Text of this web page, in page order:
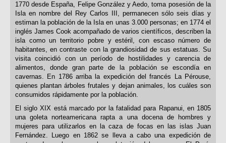
1770 desde España, Felipe González y Aedo, toma posesión de la
Isla en nombre del Rey Carlos III, permanecen sólo seis días y
estiman la población de la Isla en unas 3.000 personas; en 1774 el
inglés James Cook acompañado de varios científicos, describen la
isla como un territorio pobre y estéril, con escaso número de
habitantes, en contraste con la grandiosidad de sus estatuas. Su
visita coincidió con un período de hostilidades y carencia de
alimentos, donde gran parte de la población se escondía en
cavernas. En 1786 arriba la expedición del francés La Pérouse,
quienes plantan árboles frutales y dejan animales, los cuáles son
consumidos rápidamente por la población.
El siglo XIX está marcado por la fatalidad para Rapanui, en 1805
una goleta norteamericana rapta a una docena de hombres y
mujeres para utilizarlos en la caza de focas en las islas Juan
Fernández. Luego en 1862 se lleva a cabo una expedición de